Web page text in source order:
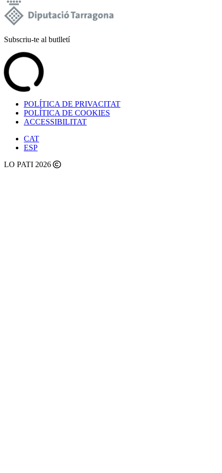
Subscriu-te al butlletí
POLÍTICA DE PRIVACITAT
POLÍTICA DE COOKIES
ACCESSIBILITAT
CAT
ESP
LO PATI 2026